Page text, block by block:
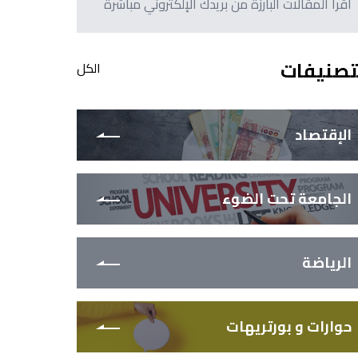
الكل
الإقتصاد
الجامعة تحت الضوء
الرياضة
حوارات و بورتريهات